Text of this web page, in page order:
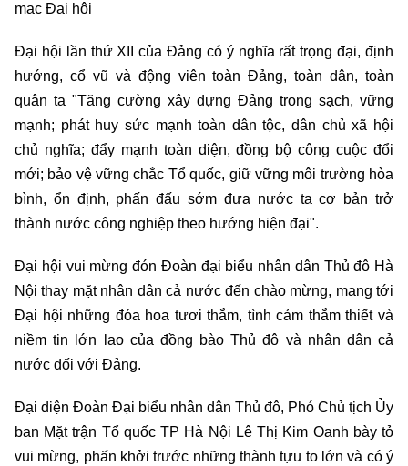
mạc Đại hội
Đại hội lần thứ XII của Đảng có ý nghĩa rất trọng đại, định
hướng, cổ vũ và động viên toàn Đảng, toàn dân, toàn
quân ta "Tăng cường xây dựng Đảng trong sạch, vững
mạnh; phát huy sức mạnh toàn dân tộc, dân chủ xã hội
chủ nghĩa; đẩy mạnh toàn diện, đồng bộ công cuộc đổi
mới; bảo vệ vững chắc Tổ quốc, giữ vững môi trường hòa
bình, ổn định, phấn đấu sớm đưa nước ta cơ bản trở
thành nước công nghiệp theo hướng hiện đại".
Đại hội vui mừng đón Đoàn đại biểu nhân dân Thủ đô Hà
Nội thay mặt nhân dân cả nước đến chào mừng, mang tới
Đại hội những đóa hoa tươi thắm, tình cảm thắm thiết và
niềm tin lớn lao của đồng bào Thủ đô và nhân dân cả
nước đối với Đảng.
Đại diện Đoàn Đại biểu nhân dân Thủ đô, Phó Chủ tịch Ủy
ban Mặt trận Tổ quốc TP Hà Nội Lê Thị Kim Oanh bày tỏ
vui mừng, phấn khởi trước những thành tựu to lớn và có ý